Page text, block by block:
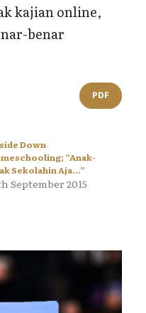
kajian online,
benar
PDF
Down
“Anak-
Sekolahin Aja…”
September 2015